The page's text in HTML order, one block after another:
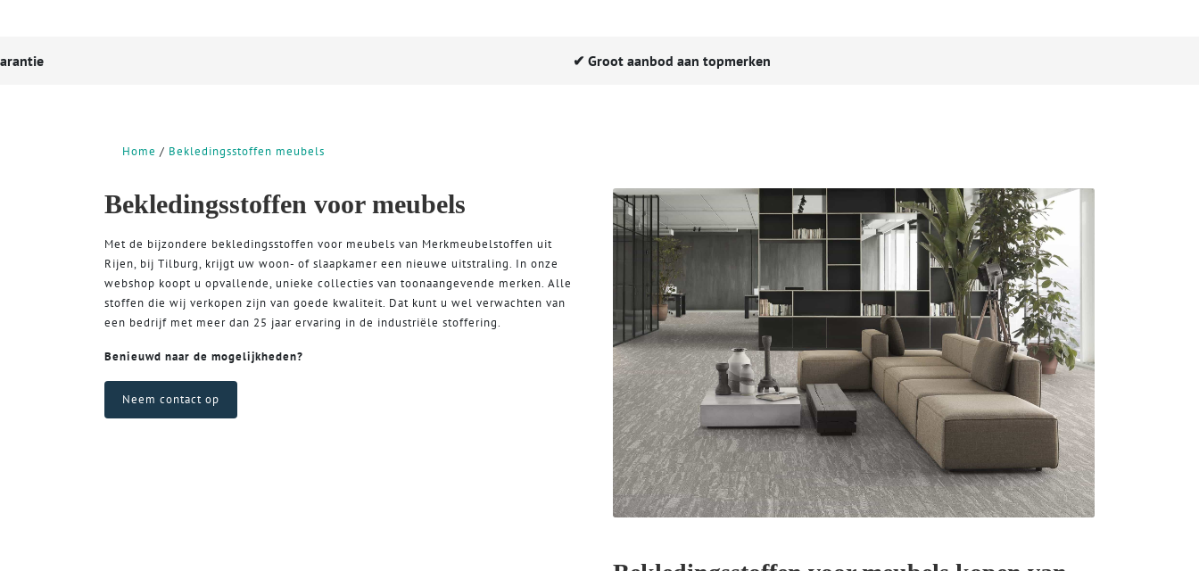
✔ Groot aanbod aan topmerken
Home Bekledingsstoffen meubels
Bekledingsstoffen voor meubels
Met de bijzondere bekledingsstoffen voor meubels van Merkmeubelstoffen uit
Rijen, bij Tilburg, krijgt uw woon- of slaapkamer een nieuwe uitstraling. In onze
webshop koopt u opvallende, unieke collecties van toonaangevende merken. Alle
stoffen die wij verkopen zijn van goede kwaliteit. Dat kunt u wel verwachten van
een bedrijf met meer dan 25 jaar ervaring in de industriële stoffering.
Benieuwd naar de mogelijkheden?
Neem contact op